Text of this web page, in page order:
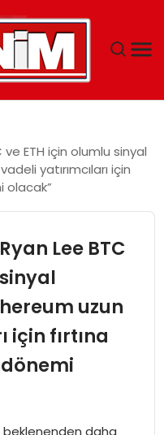
ETH için olumlu sinyal
yatırımcıları için
olacak”
Lee BTC
uzun
için fırtına
beklenenden daha